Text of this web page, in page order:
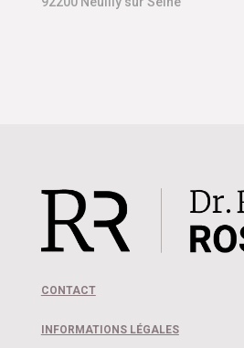
CONTACT
INFORMATIONS LÉGALES